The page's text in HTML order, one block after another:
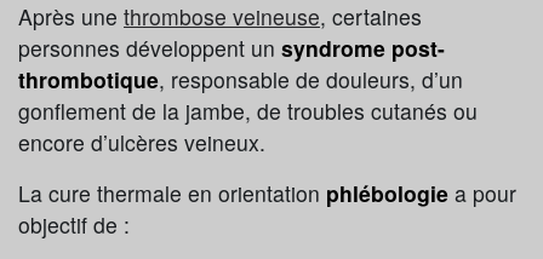
Après une thrombose veineuse, certaines
personnes développent un syndrome post-
thrombotique, responsable de douleurs, d’un
gonflement de la jambe, de troubles cutanés ou
encore d’ulcères veineux.
La cure thermale en orientation phlébologie a pour
objectif de :